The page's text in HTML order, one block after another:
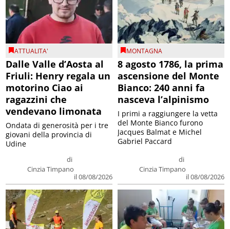
ATTUALITA'
Dalle Valle d’Aosta al
Friuli: Henry regala un
motorino Ciao ai
ragazzini che
vendevano limonata
di
Cinzia Timpano
il 08/08/2026
Ondata di generosità per i tre
giovani della provincia di
Udine
MONTAGNA
8 agosto 1786, la prima
ascensione del Monte
Bianco: 240 anni fa
nasceva l’alpinismo
di
Cinzia Timpano
il 08/08/2026
I primi a raggiungere la vetta
del Monte Bianco furono
Jacques Balmat e Michel
Gabriel Paccard